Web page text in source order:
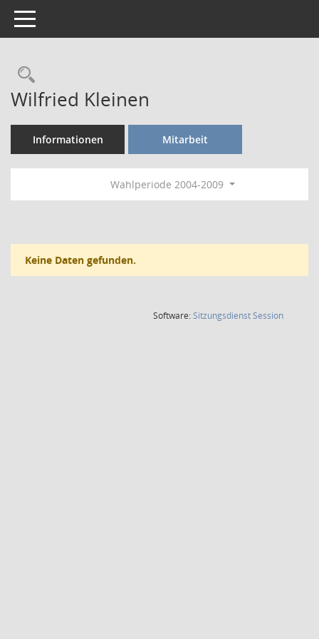
Toggle navigation
Rechercheauswahl
Wilfried Kleinen
Informationen Mitarbeit
Wahlperiode 2004-2009
Keine Daten gefunden.
Software:SitzungsdienstSession(Wird in